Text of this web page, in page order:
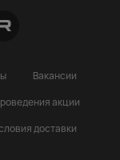
Вакансии
акции
доставки